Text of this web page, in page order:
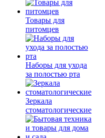
Товары для
питомцев
Наборы для ухода
за полостью рта
Зеркала
стоматологические